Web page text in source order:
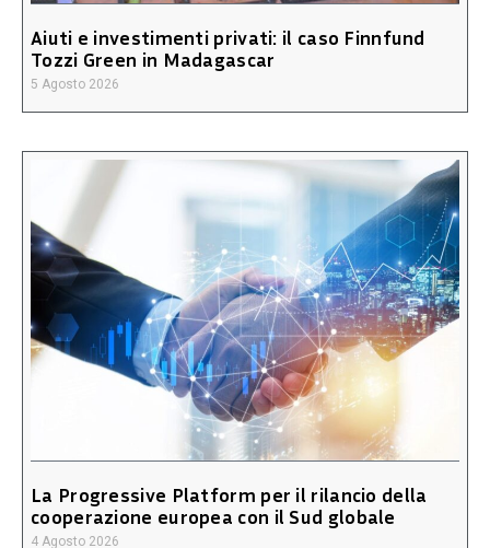
Aiuti e investimenti privati: il caso Finnfund
Tozzi Green in Madagascar
5 Agosto 2026
La Progressive Platform per il rilancio della
cooperazione europea con il Sud globale
4 Agosto 2026